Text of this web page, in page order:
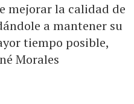
mejorar la calidad de
a mantener su
tiempo posible,
Morales